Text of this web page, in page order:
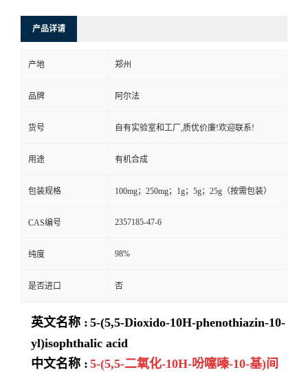
产品详请
产地 郑州
品牌 阿尔法
货号 自有实验室和工厂,质优价廉!欢迎联系!
用途 有机合成
包装规格 100mg；250mg；1g；5g；25g（按需包装）
CAS编号 2357185-47-6
纯度 98%
是否进口 否
英文名称 : 5-(5,5-Dioxido-10H-phenothiazin-10-
yl)isophthalic acid
中文名称 : 5-(5,5-二氧化-10H-吩噻嗪-10-基)间